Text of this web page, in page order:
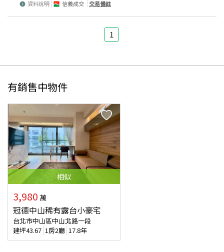
資料說明 信義成交 交易備註
1
有銷售中物件
相似
3,980 萬
冠德中山稀有露台小豪宅
台北市中山區中山北路一段
建坪43.67 1房2廳 17.8年